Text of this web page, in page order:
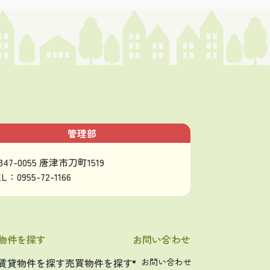
管理部
0055 唐津市刀町1519
：0955-72-1166
件を探す
貸物件を探す売買物件を探す
お問い合わせ
お問い合わせ